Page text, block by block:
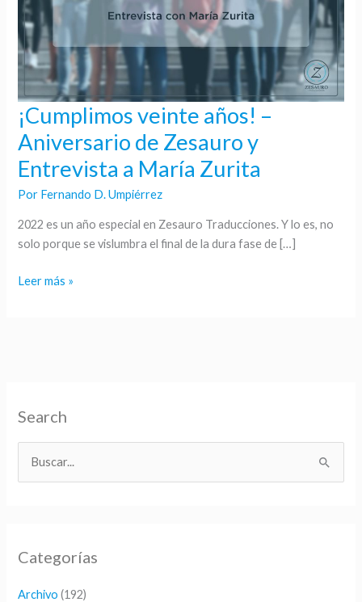
¡Cumplimos veinte años! –
Aniversario de Zesauro y
Entrevista a María Zurita
Por Fernando D. Umpiérrez
2022 es un año especial en Zesauro Traducciones. Y lo es, no
solo porque se vislumbra el final de la dura fase de […]
¡Cumplimos
veinte
años!
–
Aniversario
Zesauro
y
a
Leer más »
Search
a
Categorías
Archivo (192)